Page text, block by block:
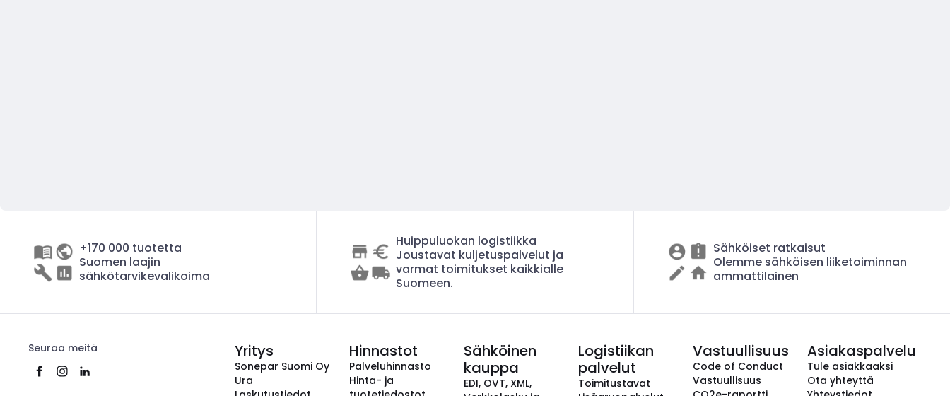
+170 000 tuotetta
Suomen laajin
sähkötarvikevalikoima
Huippuluokan logistiikka
Joustavat kuljetuspalvelut ja
varmat toimitukset kaikkialle
Suomeen.
Sähköiset ratkaisut
Olemme sähköisen liiketoiminnan
ammattilainen
Seuraa meitä Yritys
Sonepar Suomi Oy
Ura
Hinnastot
Palveluhinnasto
Hinta- ja
Sähköinen
kauppa
EDI, OVT, XML,
Logistiikan
palvelut
Toimitustavat
Vastuullisuus
Code of Conduct
Vastuullisuus
Asiakaspalvelu
Tule asiakkaaksi
Ota yhteyttä